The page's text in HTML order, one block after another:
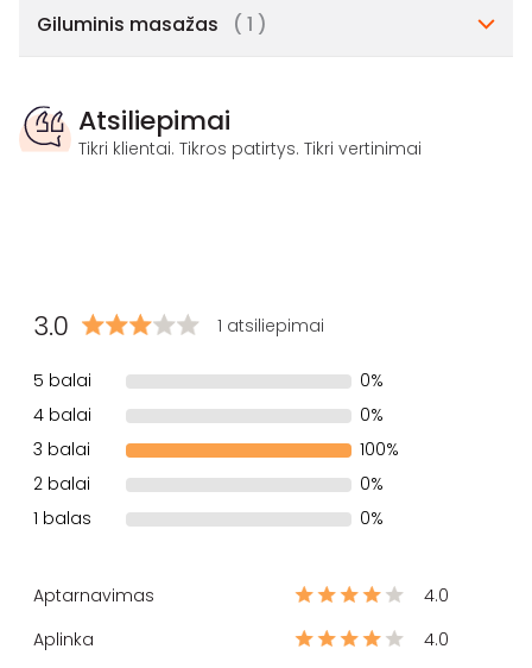
Giluminis masažas ( 1 )
Atsiliepimai
Tikri klientai. Tikros patirtys. Tikri vertinimai
3.0 1 atsiliepimai
5 balai
0%
4 balai
0%
3 balai
100%
2 balai
0%
1 balas
0%
Aptarnavimas
4.0
Aplinka
4.0